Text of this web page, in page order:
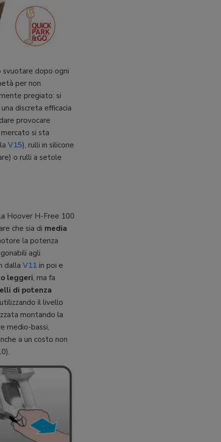
svuotare dopo ogni
per non
pregiato: si
discreta efficacia
provocare
si sta
V15), rulli in silicone
o rulli a setole
Hoover H-Free 100
che sia di media
la potenza
agli
dalla V11 in poi e
leggeri, ma fa
di potenza
il livello
montando la
medio-bassi,
a un costo non